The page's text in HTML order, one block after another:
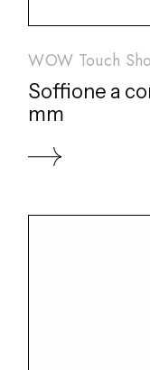
WOW Touch
Soffione a
mm